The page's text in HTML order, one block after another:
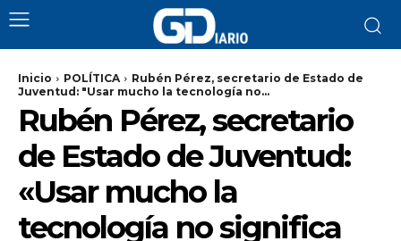
Inicio POLÍTICA
Rubén Pérez, secretario de Estado de
Juventud: "Usar mucho la tecnología no...
Rubén Pérez, secretario
de Estado de Juventud:
«Usar mucho la
tecnología no significa